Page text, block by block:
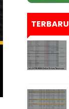
TERBARU